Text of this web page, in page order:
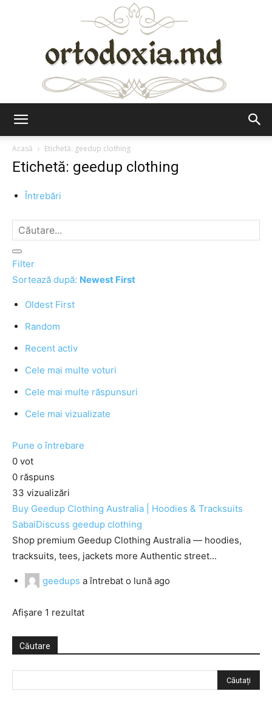
Acasă
Etichetă: geedup clothing
Etichetă: geedup clothing
Întrebări
Filter
Sortează după: Newest First
Oldest First
Random
Recent activ
Cele mai multe voturi
Cele mai multe răspunsuri
Cele mai vizualizate
Pune o întrebare
0 vot
0 răspuns
33 vizualizări
Buy Geedup Clothing Australia | Hoodies & Tracksuits
SabaiDiscuss geedup clothing
Shop premium Geedup Clothing Australia — hoodies,
tracksuits, tees, jackets more Authentic street...
geedups a întrebat o lună ago
Afișare 1 rezultat
Căutare